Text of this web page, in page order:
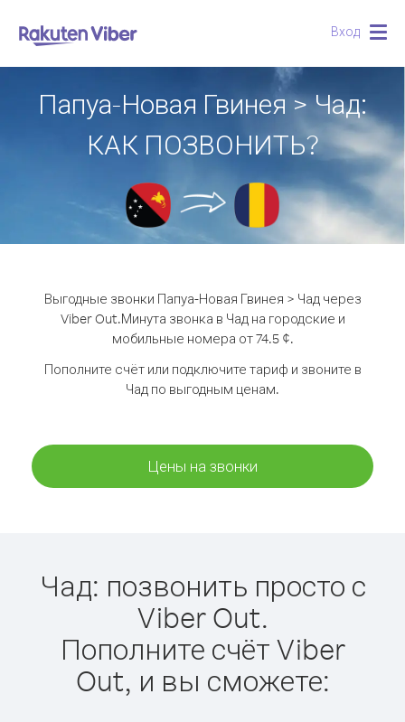
Вход
Папуа-Новая Гвинея > Чад:
КАК ПОЗВОНИТЬ?
Выгодные звонки Папуа-Новая Гвинея > Чад через
Viber Out.Минута звонка в Чад на городские и
мобильные номера от 74.5 ¢.
Пополните счёт или подключите тариф и звоните в
Чад по выгодным ценам.
Цены на звонки
Чад: позвонить просто с
Viber Out.
Пополните счёт Viber
Out, и вы сможете: